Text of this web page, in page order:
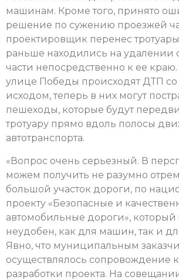
машинам. Кроме того, принято
решение по сужению проезжей
проектировщик перенес
раньше находились на удалении
части непосредственно к ее
улице Победы происходят ДТП
исходом, теперь в них могут
пешеходы, которые будут
тротуару прямо вдоль полосы
автотранспорта.
«Вопрос очень серьезный. В
можем получить не разумно
большой участок дороги, по
проекту «Безопасные и
автомобильные дороги», который
неудобен, как для машин, так и
Явно, что муниципальным
осуществлялось сопровождение
разработки проекта. На